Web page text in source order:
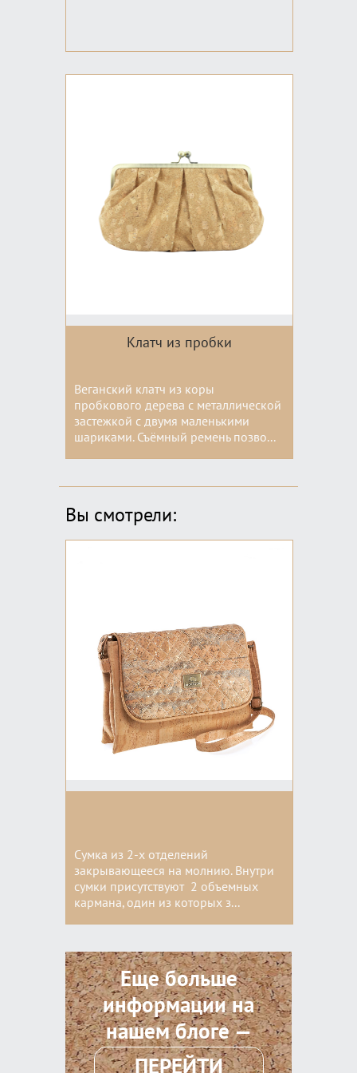
Клатч из пробки
Веганский клатч из коры
пробкового дерева с металлической
застежкой с двумя маленькими
шариками. Съёмный ремень позво...
Цвета:
Вы смотрели:
Сумка из 2-x отделений
закрывающееся на молнию. Внутри
сумки присутствуют 2 объемных
кармана, один из которых з...
Цвета:
Еще больше
информации на
нашем блоге —
ПЕРЕЙТИ